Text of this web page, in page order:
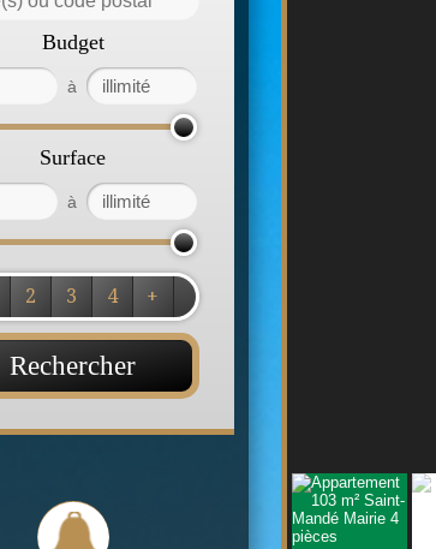
Budget
à
Surface
à
2 3 4 +